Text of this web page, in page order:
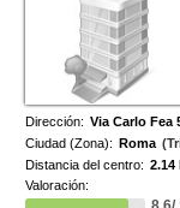
Dirección: Via Carlo Fea
Ciudad (Zona): Roma
Distancia del centro: 2.14
Valoración: